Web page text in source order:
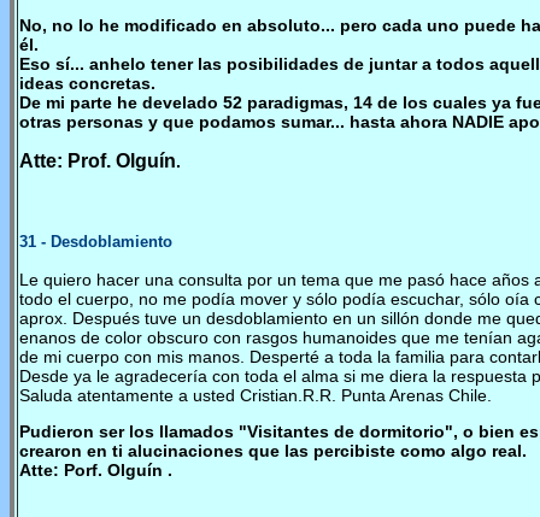
No, no lo he modificado en absoluto... pero cada uno puede
él.
Eso sí... anhelo tener las posibilidades de juntar a todos
ideas concretas.
De mi parte he develado 52 paradigmas, 14 de los cuales ya
otras personas y que podamos sumar... hasta ahora NADIE
Atte: Prof. Olguín.
31 - Desdoblamiento
Le quiero hacer una consulta por un tema que me pasó hace
todo el cuerpo, no me podía mover y sólo podía escuchar, sólo
aprox. Después tuve un desdoblamiento en un sillón donde me
enanos de color obscuro con rasgos humanoides que me tenían
de mi cuerpo con mis manos. Desperté a toda la familia para
Desde ya le agradecería con toda el alma si me diera la
Saluda atentamente a usted Cristian.R.R. Punta Arenas Chile.
Pudieron ser los llamados "Visitantes de dormitorio", o bien
crearon en ti alucinaciones que las percibiste como algo real.
Atte: Porf. Olguín .